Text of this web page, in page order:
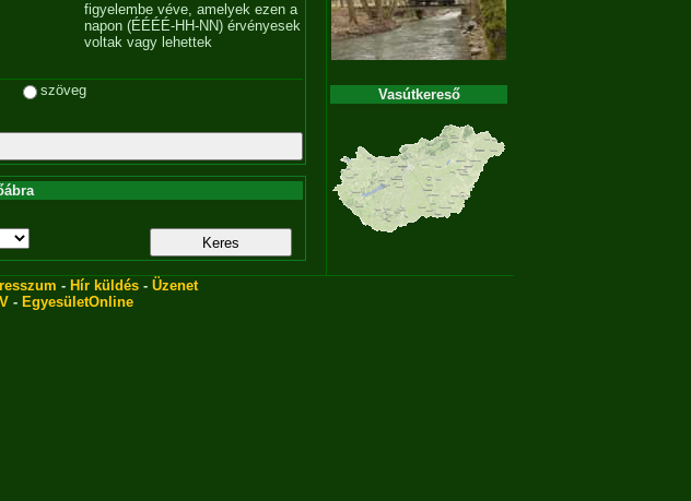
figyelembe véve, amelyek ezen a
napon (ÉÉÉÉ-HH-NN) érvényesek
voltak vagy lehettek
szöveg
Vasútkereső
- Hír küldés - Üzenet
- EgyesületOnline